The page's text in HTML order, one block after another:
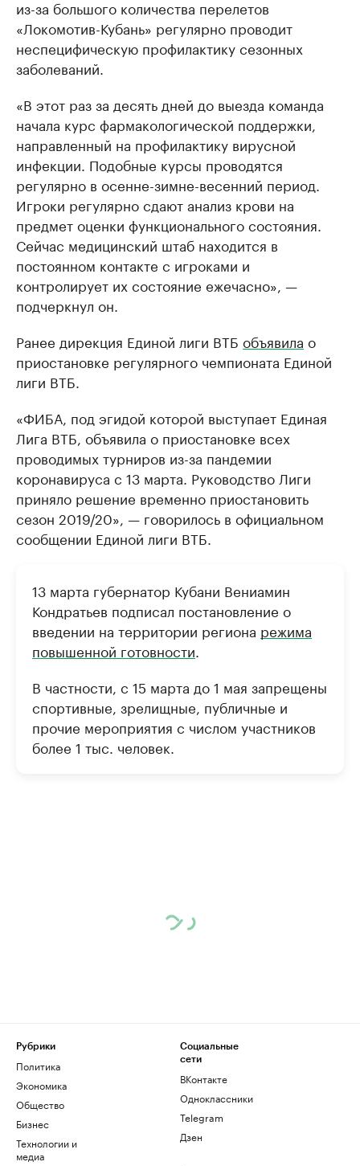
из-за большого количества перелетов
«Локомотив-Кубань» регулярно проводит
неспецифическую профилактику сезонных
заболеваний.
«В этот раз за десять дней до выезда команда
начала курс фармакологической поддержки,
направленный на профилактику вирусной
инфекции. Подобные курсы проводятся
регулярно в осенне-зимне-весенний период.
Игроки регулярно сдают анализ крови на
предмет оценки функционального состояния.
Сейчас медицинский штаб находится в
постоянном контакте с игроками и
контролирует их состояние ежечасно», —
подчеркнул он.
Ранее дирекция Единой лиги ВТБ объявила о
приостановке регулярного чемпионата Единой
лиги ВТБ.
«ФИБА, под эгидой которой выступает Единая
Лига ВТБ, объявила о приостановке всех
проводимых турниров из-за пандемии
коронавируса с 13 марта. Руководство Лиги
приняло решение временно приостановить
сезон 2019/20», — говорилось в официальном
сообщении Единой лиги ВТБ.
13 марта губернатор Кубани Вениамин
Кондратьев подписал постановление о
введении на территории региона режима
повышенной готовности.
В частности, с 15 марта до 1 мая запрещены
спортивные, зрелищные, публичные и
прочие мероприятия с числом участников
более 1 тыс. человек.
Рубрики
Политика
Экономика
Общество
Бизнес
Технологии и
медиа
Социальные
сети
ВКонтакте
Одноклассники
Telegram
Дзен